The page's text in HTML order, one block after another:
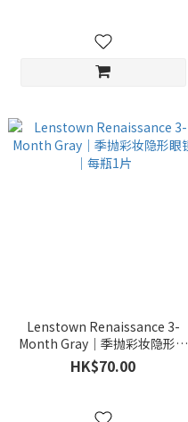
Lenstown Renaissance 3-
Month Gray｜季抛彩妆隐形眼
镜｜每瓶1片
HK$70.00